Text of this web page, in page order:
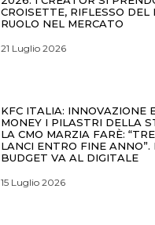
CROISETTE, RIFLESSO DEL
RUOLO NEL MERCATO
21 Luglio 2026
KFC ITALIA: INNOVAZIONE
MONEY I PILASTRI DELLA
LA CMO MARZIA FARÈ:
LANCI ENTRO FINE ANNO”.
BUDGET VA AL DIGITALE
15 Luglio 2026